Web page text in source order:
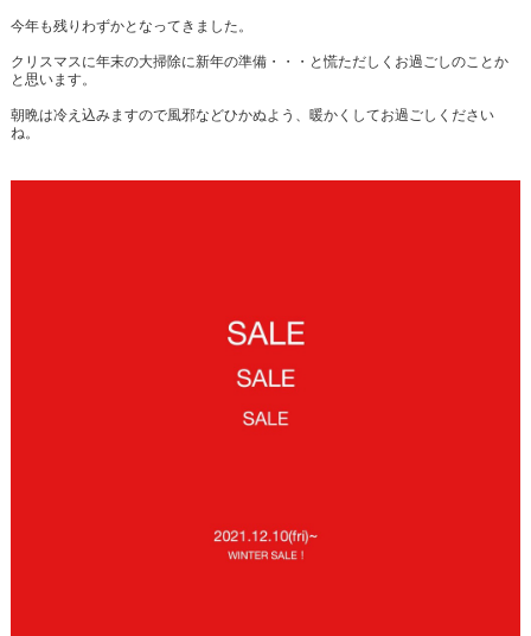
今年も残りわずかとなってきました。
クリスマスに年末の大掃除に新年の準備・・・と慌ただしくお過ごしのことか
と思います。
朝晩は冷え込みますので風邪などひかぬよう、暖かくしてお過ごしください
ね。